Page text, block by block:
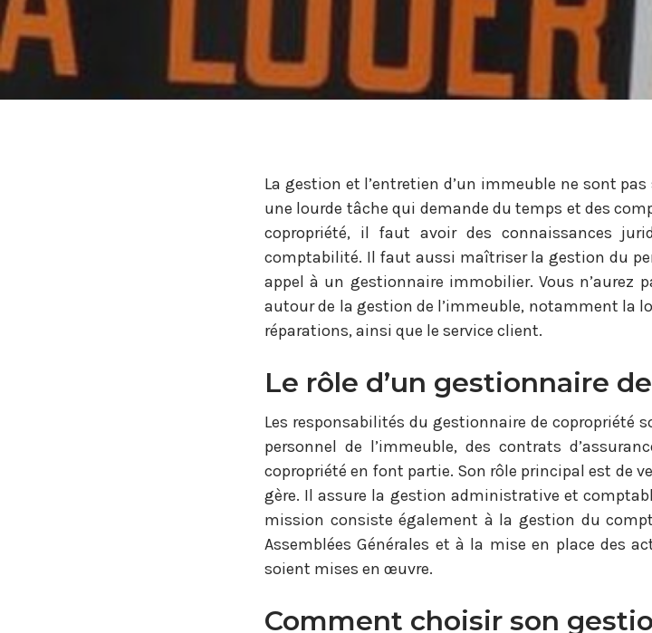
La gestion et l’entretien d’un immeuble ne sont
une lourde tâche qui demande du temps et des
copropriété, il faut avoir des connaissances
comptabilité. Il faut aussi maîtriser la gestion du
appel à un gestionnaire immobilier. Vous n’aurez
autour de la gestion de l’immeuble, notamment la
réparations, ainsi que le service client.
Le rôle d’un gestionnaire
Les responsabilités du gestionnaire de copropriété
personnel de l’immeuble, des contrats
copropriété en font partie. Son rôle principal est de
gère. Il assure la gestion administrative et
mission consiste également à la gestion du
Assemblées Générales et à la mise en place des
soient mises en œuvre.
Comment choisir son